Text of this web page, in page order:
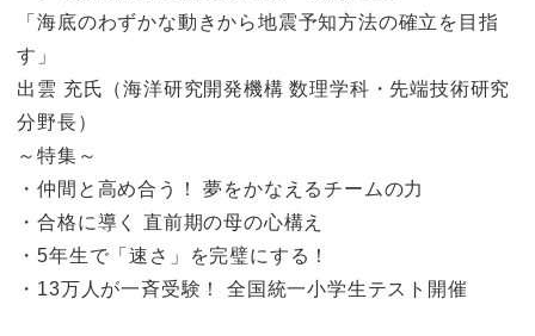
「海底のわずかな動きから地震予知方法の確立を目指
す」
出雲 充氏（海洋研究開発機構 数理学科・先端技術研究
分野長）
～特集～
・仲間と高め合う！ 夢をかなえるチームの力
・合格に導く 直前期の母の心構え
・5年生で「速さ」を完璧にする！
・13万人が一斉受験！ 全国統一小学生テスト開催